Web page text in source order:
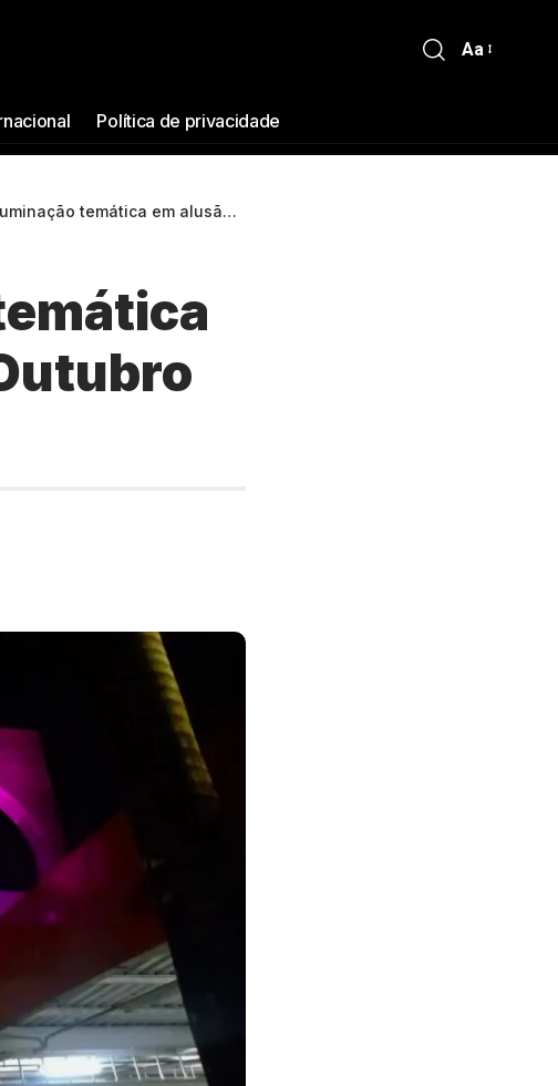
Aa
Política de privacidade
em alusão à campanha ‘Outubro Rosa’